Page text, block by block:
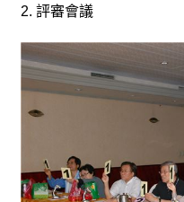
2. 評審會議